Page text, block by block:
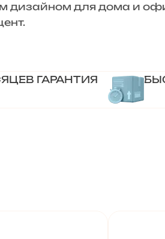
для дома и
ГАРАНТИЯ